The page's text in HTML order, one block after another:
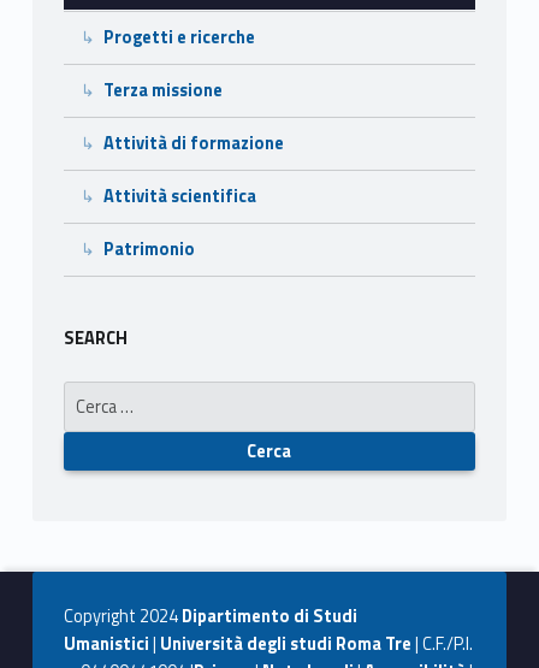
Progetti e ricerche
Terza missione
Attività di formazione
Attività scientifica
Patrimonio
SEARCH
Ricerca per:
Copyright 2024Dipartimento di Studi
Umanistici| Università degli studi Roma Tre| C.F./P.I.